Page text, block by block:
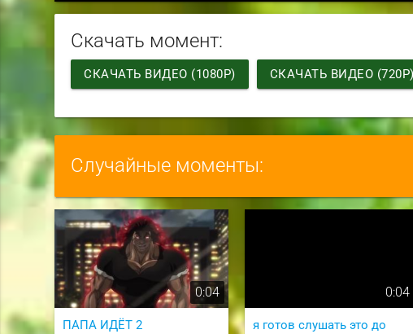
Скачать момент:
СКАЧАТЬ ВИДЕО (1080P) СКАЧАТЬ ВИДЕО (720P)
Случайные моменты:
0:04
ПАПА ИДЁТ 2
0:04
я готов слушать это до